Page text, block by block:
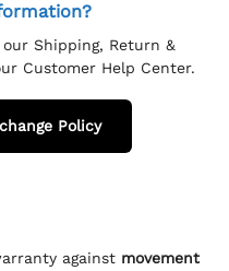
Shipping, Return &
Customer Help Center.
Policy
against movement